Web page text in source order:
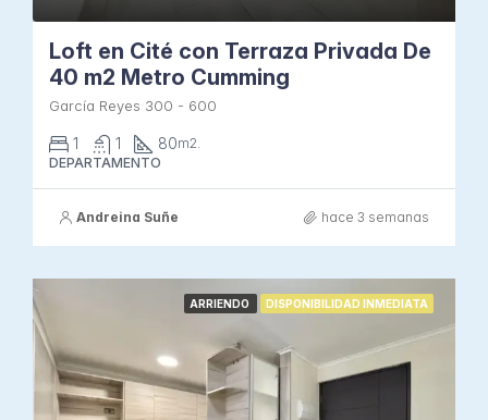
Loft en Cité con Terraza Privada De
40 m2 Metro Cumming
García Reyes 300 - 600
1 1 80m2.
DEPARTAMENTO
Andreina Suñe hace 3 semanas
ARRIENDO DISPONIBILIDAD INMEDIATA